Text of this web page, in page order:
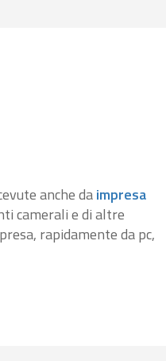
anche daimpresa
camerali e di altre
rapidamente da pc,